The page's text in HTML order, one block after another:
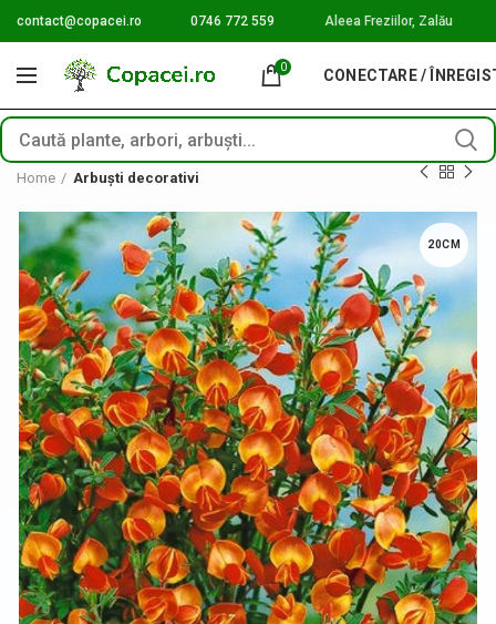
contact@copacei.ro 0746 772 559 Aleea Freziilor, Zalău
0 CONECTARE /
Home Arbuști decorativi
20CM